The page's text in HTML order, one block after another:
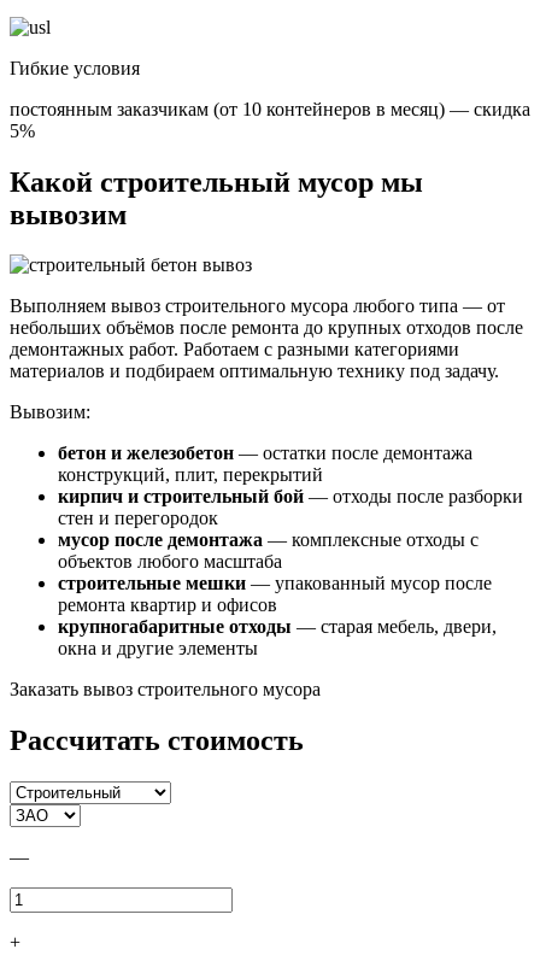
Гибкие условия
постоянным заказчикам (от 10 контейнеров в месяц) — скидка
5%
Какой строительный мусор мы
вывозим
Выполняем вывоз строительного мусора любого типа — от
небольших объёмов после ремонта до крупных отходов после
демонтажных работ. Работаем с разными категориями
материалов и подбираем оптимальную технику под задачу.
Вывозим:
бетон и железобетон — остатки после демонтажа
конструкций, плит, перекрытий
кирпич и строительный бой — отходы после разборки
стен и перегородок
мусор после демонтажа — комплексные отходы с
объектов любого масштаба
строительные мешки — упакованный мусор после
ремонта квартир и офисов
крупногабаритные отходы — старая мебель, двери,
окна и другие элементы
Заказать вывоз строительного мусора
Рассчитать стоимость
—
+